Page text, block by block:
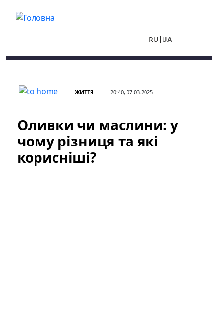
RU UA
ЖИТТЯ 20:40, 07.03.2025
Оливки чи маслини: у
чому різниця та які
корисніші?